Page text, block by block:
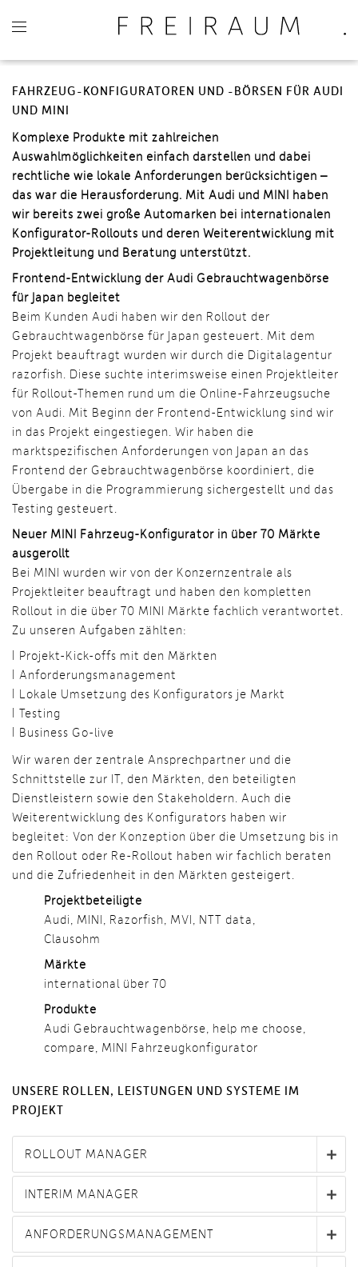
FAHRZEUG-KONFIGURATOREN UND -BÖRSEN FÜR AUDI
UND MINI
Komplexe Produkte mit zahlreichen
Auswahlmöglichkeiten einfach darstellen und dabei
rechtliche wie lokale Anforderungen berücksichtigen –
das war die Herausforderung. Mit Audi und MINI haben
wir bereits zwei große Automarken bei internationalen
Konfigurator-Rollouts und deren Weiterentwicklung mit
Projektleitung und Beratung unterstützt.
Frontend-Entwicklung der Audi Gebrauchtwagenbörse
für Japan begleitet
Beim Kunden Audi haben wir den Rollout der
Gebrauchtwagenbörse für Japan gesteuert. Mit dem
Projekt beauftragt wurden wir durch die Digitalagentur
razorfish. Diese suchte interimsweise einen Projektleiter
für Rollout-Themen rund um die Online-Fahrzeugsuche
von Audi. Mit Beginn der Frontend-Entwicklung sind wir
in das Projekt eingestiegen. Wir haben die
marktspezifischen Anforderungen von Japan an das
Frontend der Gebrauchtwagenbörse koordiniert, die
Übergabe in die Programmierung sichergestellt und das
Testing gesteuert.
Neuer MINI Fahrzeug-Konfigurator in über 70 Märkte
ausgerollt
Bei MINI wurden wir von der Konzernzentrale als
Projektleiter beauftragt und haben den kompletten
Rollout in die über 70 MINI Märkte fachlich verantwortet.
Zu unseren Aufgaben zählten:
Projekt-Kick-offs mit den Märkten
Anforderungsmanagement
Lokale Umsetzung des Konfigurators je Markt
Testing
Business Go-live
Wir waren der zentrale Ansprechpartner und die
Schnittstelle zur IT, den Märkten, den beteiligten
Dienstleistern sowie den Stakeholdern. Auch die
Weiterentwicklung des Konfigurators haben wir
begleitet: Von der Konzeption über die Umsetzung bis in
den Rollout oder Re-Rollout haben wir fachlich beraten
und die Zufriedenheit in den Märkten gesteigert.
Projektbeteiligte
Audi, MINI, Razorfish, MVI, NTT data,
Clausohm
Märkte
international über 70
Produkte
Audi Gebrauchtwagenbörse, help me choose,
compare, MINI Fahrzeugkonfigurator
UNSERE ROLLEN, LEISTUNGEN UND SYSTEME IM
PROJEKT
ROLLOUT MANAGER
INTERIM MANAGER
ANFORDERUNGSMANAGEMENT